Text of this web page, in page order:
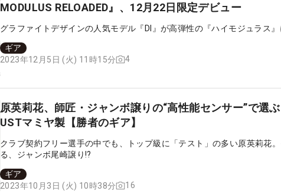
MODULUS RELOADED』、12月22日限定デビュー
グラファイトデザインの人気モデル『DI』が高弾性の『ハイモジュラス』
ギア
2023年12月5日 (火) 11時15分
4
原英莉花、師匠・ジャンボ譲りの“高性能センサー”で選
USTマミヤ製【勝者のギア】
クラブ契約フリー選手の中でも、トップ級に「テスト」の多い原英莉花
る、ジャンボ尾崎譲り!?
ギア
2023年10月3日 (火) 10時38分
16